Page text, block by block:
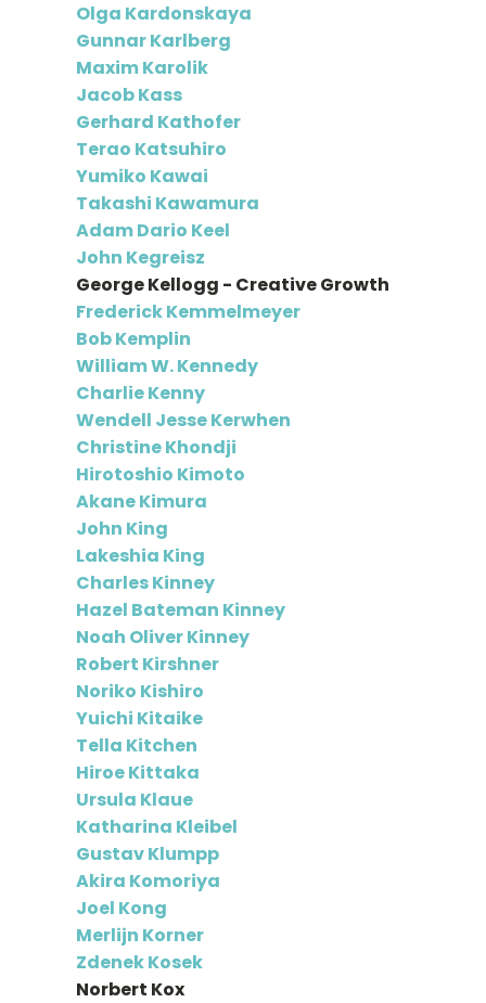
Olga Kardonskaya
Gunnar Karlberg
Maxim Karolik
Jacob Kass
Gerhard Kathofer
Terao Katsuhiro
Yumiko Kawai
Takashi Kawamura
Adam Dario Keel
John Kegreisz
George Kellogg - Creative Growth
Frederick Kemmelmeyer
Bob Kemplin
William W. Kennedy
Charlie Kenny
Wendell Jesse Kerwhen
Christine Khondji
Hirotoshio Kimoto
Akane Kimura
John King
Lakeshia King
Charles Kinney
Hazel Bateman Kinney
Noah Oliver Kinney
Robert Kirshner
Noriko Kishiro
Yuichi Kitaike
Tella Kitchen
Hiroe Kittaka
Ursula Klaue
Katharina Kleibel
Gustav Klumpp
Akira Komoriya
Joel Kong
Merlijn Korner
Zdenek Kosek
Norbert Kox